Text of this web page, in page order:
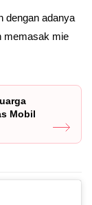
dengan adanya
memasak mie
Mobil